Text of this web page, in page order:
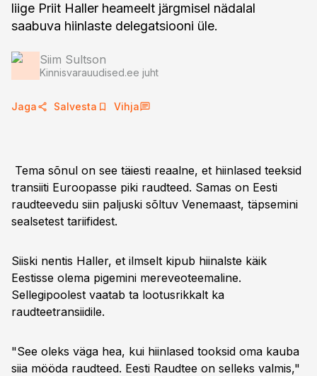
liige Priit Haller heameelt järgmisel nädalal
saabuva hiinlaste delegatsiooni üle.
Siim Sultson
Kinnisvarauudised.ee juht
Jaga Salvesta Vihja
Tema sõnul on see täiesti reaalne, et hiinlased teeksid
transiiti Euroopasse piki raudteed. Samas on Eesti
raudteevedu siin paljuski sõltuv Venemaast, täpsemini
sealsetest tariifidest.
Siiski nentis Haller, et ilmselt kipub hiinalste käik
Eestisse olema pigemini mereveoteemaline.
Sellegipoolest vaatab ta lootusrikkalt ka
raudteetransiidile.
"See oleks väga hea, kui hiinlased tooksid oma kauba
siia mööda raudteed. Eesti Raudtee on selleks valmis,"